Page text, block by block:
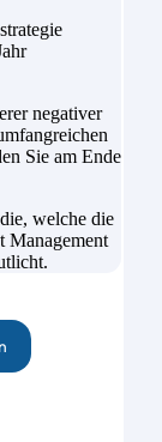
negativer
Sie am Ende
welche die
Management